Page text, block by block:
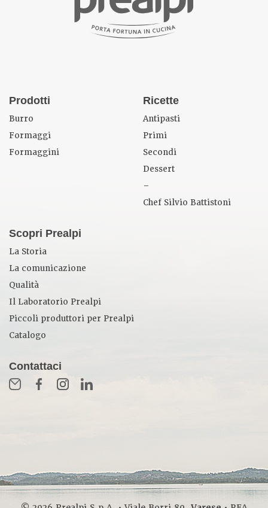
Prodotti
Burro
Formaggi
Formaggini
Ricette
Antipasti
Primi
Secondi
Dessert
–
Chef Silvio Battistoni
Scopri Prealpi
La Storia
La comunicazione
Qualità
Il Laboratorio Prealpi
Piccoli produttori per Prealpi
Catalogo
Contattaci